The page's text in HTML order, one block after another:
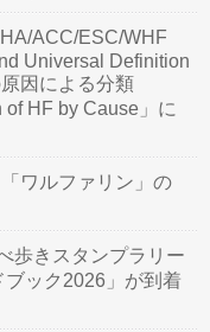
ACC/ESC/WHF
Universal Definition
因による分類
of HF by Cause」に
ワルファリン」の
歩きスタンプラリー
ック2026」が到着